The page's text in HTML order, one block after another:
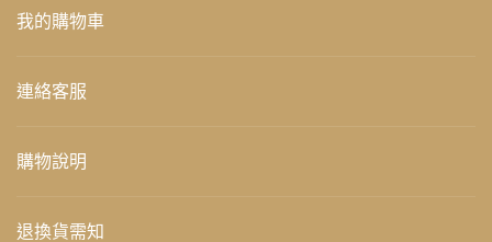
我的購物車
連絡客服
購物說明
退換貨需知